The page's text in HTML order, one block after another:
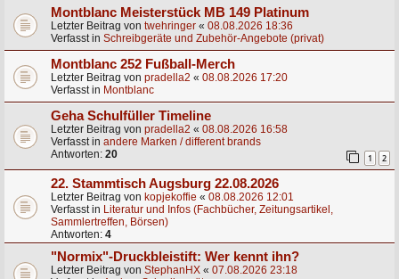
Montblanc Meisterstück MB 149 Platinum
Letzter Beitrag von twehringer « 08.08.2026 18:36
Verfasst in Schreibgeräte und Zubehör-Angebote (privat)
Montblanc 252 Fußball-Merch
Letzter Beitrag von pradella2 « 08.08.2026 17:20
Verfasst in Montblanc
Geha Schulfüller Timeline
Letzter Beitrag von pradella2 « 08.08.2026 16:58
Verfasst in andere Marken / different brands
Antworten: 20 1 2
22. Stammtisch Augsburg 22.08.2026
Letzter Beitrag von kopjekoffie « 08.08.2026 12:01
Verfasst in Literatur und Infos (Fachbücher, Zeitungsartikel,
Sammlertreffen, Börsen)
Antworten: 4
"Normix"-Druckbleistift: Wer kennt ihn?
Letzter Beitrag von StephanHX « 07.08.2026 23:18